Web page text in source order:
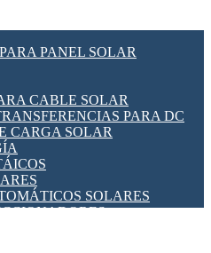
PANEL SOLAR
CABLE SOLAR
PARA DC
CARGA SOLAR
SOLARES